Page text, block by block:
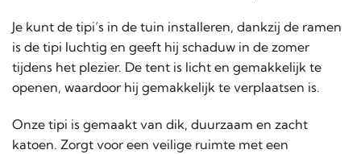
Je kunt de tipi’s in de tuin installeren, dankzij de ramen
is de tipi luchtig en geeft hij schaduw in de zomer
tijdens het plezier. De tent is licht en gemakkelijk te
openen, waardoor hij gemakkelijk te verplaatsen is.
Onze tipi is gemaakt van dik, duurzaam en zacht
katoen. Zorgt voor een veilige ruimte met een